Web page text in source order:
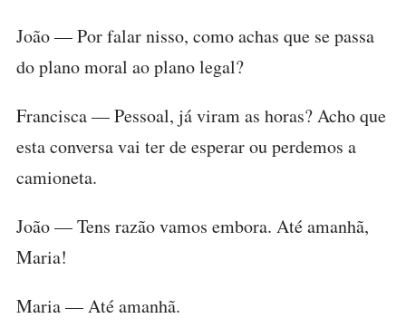
João — Por falar nisso, como achas que se passa
do plano moral ao plano legal?
Francisca — Pessoal, já viram as horas? Acho que
esta conversa vai ter de esperar ou perdemos a
camioneta.
João — Tens razão vamos embora. Até amanhã,
Maria!
Maria — Até amanhã.